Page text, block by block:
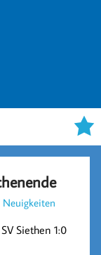
Neuigkeiten
Siethen 1:0